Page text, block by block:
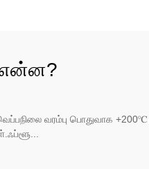
என்ன?
வரம்பு பொதுவாக +200℃